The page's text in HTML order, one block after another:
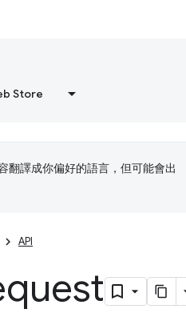
Store
翻譯成你偏好的語言，但可能會出
API